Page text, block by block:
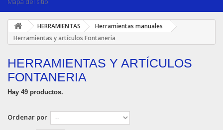
HERRAMIENTAS
Herramientas manuales
Herramientas y artículos Fontaneria
HERRAMIENTAS Y ARTÍCULOS
FONTANERIA
Hay 49 productos.
Ordenar por